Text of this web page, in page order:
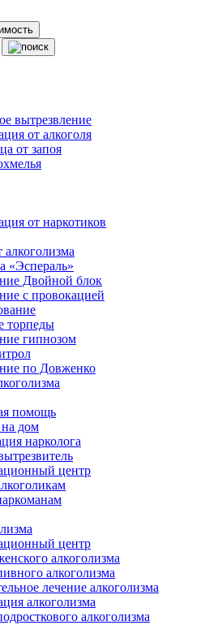
вытрезвление
от алкоголя
от запоя
от наркотиков
«Эспераль»
Двойной блок
с провокацией
торпеды
гипнозом
по Довженко
помощь
дом
нарколога
центр
центр
алкоголизма
алкоголизма
лечение алкоголизма
алкоголизма
алкоголизма